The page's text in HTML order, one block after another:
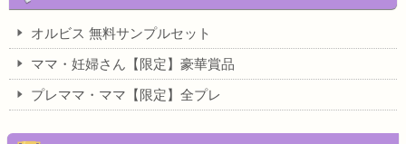
オルビス 無料サンプルセット
ママ・妊婦さん【限定】豪華賞品
プレママ・ママ【限定】全プレ